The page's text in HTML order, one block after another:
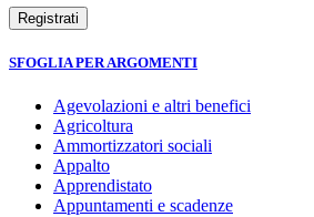
SFOGLIA PER ARGOMENTI
Agevolazioni e altri benefici
Agricoltura
Ammortizzatori sociali
Appalto
Apprendistato
Appuntamenti e scadenze